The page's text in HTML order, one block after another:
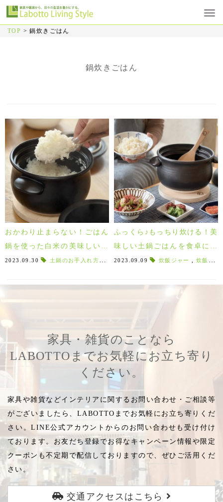
TOP >鍋炊きごはん
鍋炊きごはん
おかわり止まらない！ごはん
鍋を使った白米の美味しい炊
き方とお手入れ方法のご紹介♪
2023.09.30 土鍋のお手入れ方法 土鍋ご飯の炊き方,食卓に合う土鍋
ふっくら♪もっちり炊ける！美
味しい土鍋ごはんを食卓に！
たいせい窯のごはん鍋
2023.09.09 炊飯ジャー ,炊飯鍋
家具・雑貨のことなら
LABOTTOまでお気軽にお立ち寄り
ください。
家具や雑貨などインテリアに関するお問い合わせ・ご相談等
がございましたら、LABOTTOまでお気軽にお立ち寄りくだ
さい。LINE公式アカウントからのお問い合わせも受け付け
ております。お友だち登録でお得なキャンペーン情報や限定
クーポンも不定期で配信しておりますので、ぜひご活用くだ
さい。
交通アクセスはこちら